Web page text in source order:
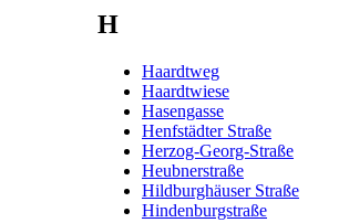
H
Haardtweg
Haardtwiese
Hasengasse
Henfstädter Straße
Herzog-Georg-Straße
Heubnerstraße
Hildburghäuser Straße
Hindenburgstraße